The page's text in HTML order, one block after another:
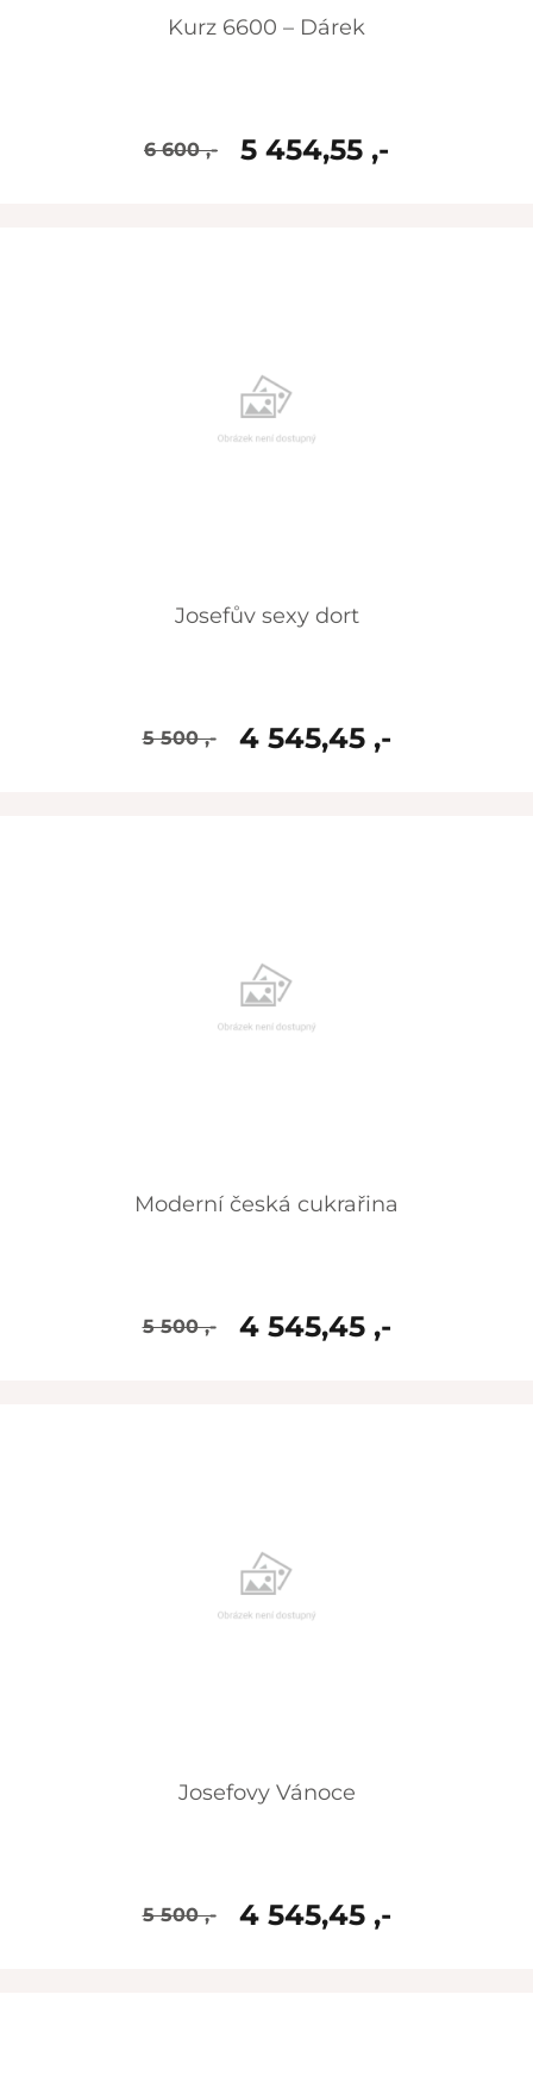
Kurz 6600 – Dárek
6 600 ,- 5 454,55 ,-
Josefův sexy dort
5 500 ,- 4 545,45 ,-
Moderní česká cukrařina
5 500 ,- 4 545,45 ,-
Josefovy Vánoce
5 500 ,- 4 545,45 ,-